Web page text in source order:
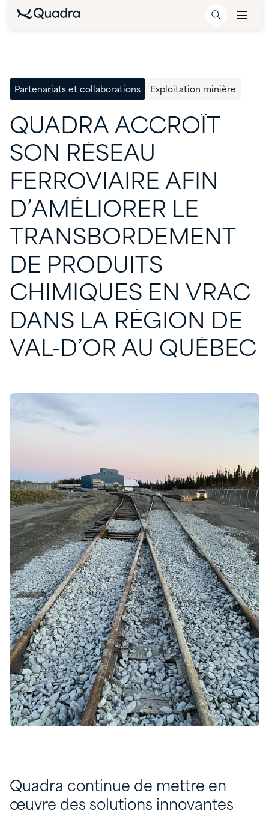
Partenariats et collaborations Exploitation minière
QUADRA ACCROÎT
SON RÉSEAU
FERROVIAIRE AFIN
D’AMÉLIORER LE
TRANSBORDEMENT
DE PRODUITS
CHIMIQUES EN VRAC
DANS LA RÉGION DE
VAL-D’OR AU QUÉBEC
Quadra continue de mettre en
œuvre des solutions innovantes